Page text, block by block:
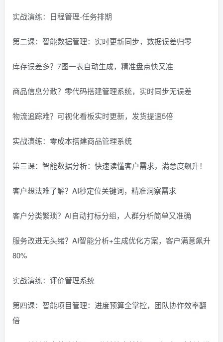
实战演练：日程管理-任务排期
第二课：智能数据管理：实时更新同步，数据误差归零
库存误差多？7图一表自动生成，精准盘点快又准
商品信息分散？零代码搭建管理系统，实时同步无误差
物流追踪难？可视化看板实时更新，发货提速5倍
实战演练：零成本搭建商品管理系统
第三课：智能数据分析：快速读懂客户需求，满意度飙升！
客户想法难了解？AI秒定位关键词，精准洞察需求
客户分类繁琐？AI自动打标分组，人群分析简单又准确
服务改进无头绪？AI智能分析+生成优化方案，客户满意飙升
80%
实战演练：评价管理系统
第四课：智能项目管理：进度预算全掌控，团队协作效率翻
倍